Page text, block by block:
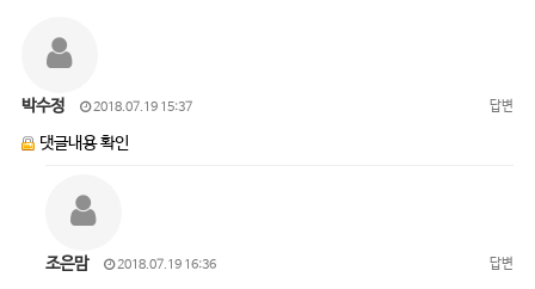
박수정 2018.07.19 15:37 답변
댓글내용 확인
조은맘 2018.07.19 16:36 답변